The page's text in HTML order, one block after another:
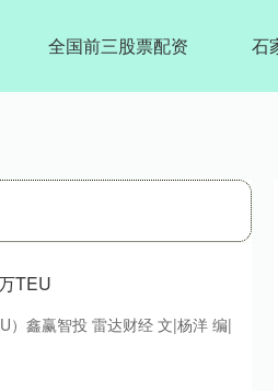
全国前三股票配资 石
TEU
）鑫赢智投 雷达财经 文|杨洋 编|